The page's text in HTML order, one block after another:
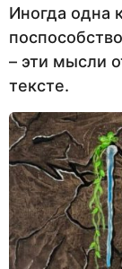
Иногда одна
– эти мысли
тексте.